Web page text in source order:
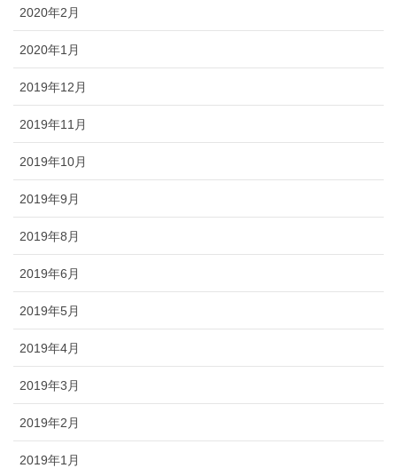
2020年2月
2020年1月
2019年12月
2019年11月
2019年10月
2019年9月
2019年8月
2019年6月
2019年5月
2019年4月
2019年3月
2019年2月
2019年1月